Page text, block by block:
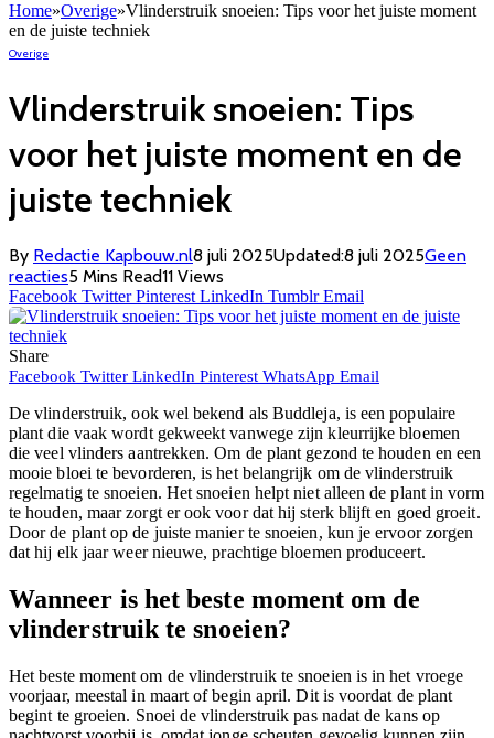
Home»Overige»Vlinderstruik snoeien: Tips voor het juiste moment
en de juiste techniek
Overige
Vlinderstruik snoeien: Tips
voor het juiste moment en de
juiste techniek
By Redactie Kapbouw.nl8 juli 2025Updated:8 juli 2025Geen
reacties5 Mins Read11 Views
Facebook Twitter Pinterest LinkedIn Tumblr Email
Share
Facebook Twitter LinkedIn Pinterest WhatsApp Email
De vlinderstruik, ook wel bekend als Buddleja, is een populaire
plant die vaak wordt gekweekt vanwege zijn kleurrijke bloemen
die veel vlinders aantrekken. Om de plant gezond te houden en een
mooie bloei te bevorderen, is het belangrijk om de vlinderstruik
regelmatig te snoeien. Het snoeien helpt niet alleen de plant in vorm
te houden, maar zorgt er ook voor dat hij sterk blijft en goed groeit.
Door de plant op de juiste manier te snoeien, kun je ervoor zorgen
dat hij elk jaar weer nieuwe, prachtige bloemen produceert.
Wanneer is het beste moment om de
vlinderstruik te snoeien?
Het beste moment om de vlinderstruik te snoeien is in het vroege
voorjaar, meestal in maart of begin april. Dit is voordat de plant
begint te groeien. Snoei de vlinderstruik pas nadat de kans op